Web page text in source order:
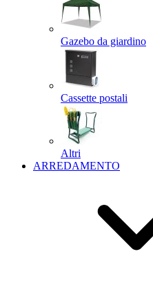
Gazebo da giardino
Cassette postali
Altri
ARREDAMENTO